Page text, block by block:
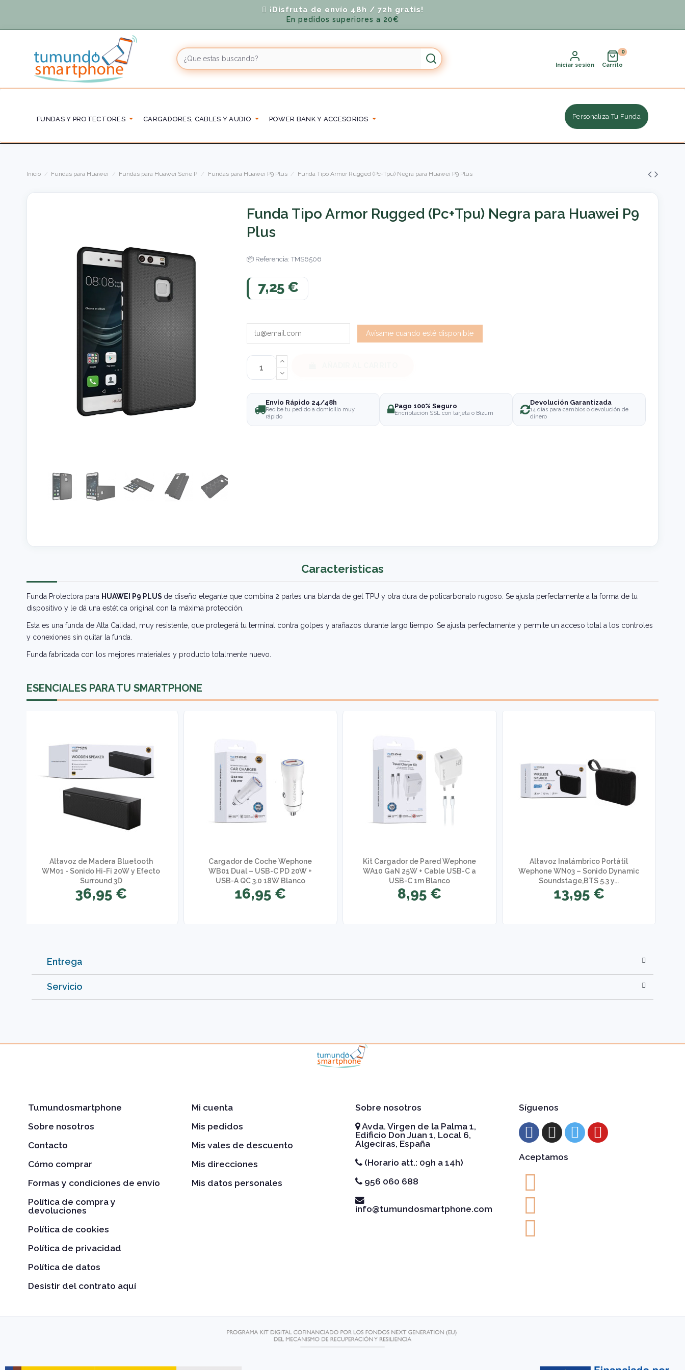
¡Disfruta de envío 48h / 72h gratis!
En pedidos superiores a 20€
Iniciar sesión Carrito
FUNDAS Y PROTECTORES CARGADORES, CABLES Y AUDIO POWER BANK Y ACCESORIOS Personaliza Tu Funda
Inicio Fundas para Huawei Fundas para Huawei Serie P Fundas para Huawei P9 Plus Funda Tipo Armor Rugged (Pc+Tpu) Negra para Huawei P9 Plus
Funda Tipo Armor Rugged (Pc+Tpu) Negra para Huawei P9
Plus
Referencia: TMS6506
7,25 €
Envío Rápido 24/48h
Recibe tu pedido a domicilio muy
rápido
Pago 100% Seguro
Encriptación SSL con tarjeta o Bizum
Devolución Garantizada
14 días para cambios o devolución de
dinero
Caracteristicas
Funda Protectora para HUAWEI P9 PLUS de diseño elegante que combina 2 partes una blanda de gel TPU y otra dura de policarbonato rugoso. Se ajusta perfectamente a la forma de tu
dispositivo y le dá una estética original con la máxima protección.
Esta es una funda de Alta Calidad, muy resistente, que protegerá tu terminal contra golpes y arañazos durante largo tiempo. Se ajusta perfectamente y permite un acceso total a los controles
y conexiones sin quitar la funda.
Funda fabricada con los mejores materiales y producto totalmente nuevo.
ESENCIALES PARA TU SMARTPHONE
Altavoz de Madera Bluetooth
WM01 - Sonido Hi-Fi 20W y Efecto
Surround 3D
36,95 €
Cargador de Coche Wephone
WB01 Dual – USB-C PD 20W +
USB-A QC 3.0 18W Blanco
16,95 €
Kit Cargador de Pared Wephone
WA10 GaN 25W + Cable USB-C a
USB-C 1m Blanco
8,95 €
Altavoz Inalámbrico Portátil
Wephone WN03 – Sonido Dynamic
Soundstage,BTS 5.3 y...
13,95 €
Entrega
Servicio
Tumundosmartphone
Sobre nosotros
Contacto
Cómo comprar
Formas y condiciones de envío
Política de compra y
devoluciones
Política de cookies
Política de privacidad
Política de datos
Desistir del contrato aquí
Mi cuenta
Mis pedidos
Mis vales de descuento
Mis direcciones
Mis datos personales
Sobre nosotros
Avda. Virgen de la Palma 1,
Edificio Don Juan 1, Local 6,
Algeciras, España
(Horario att.: 09h a 14h)
956 060 688
info@tumundosmartphone.com
Síguenos
Aceptamos